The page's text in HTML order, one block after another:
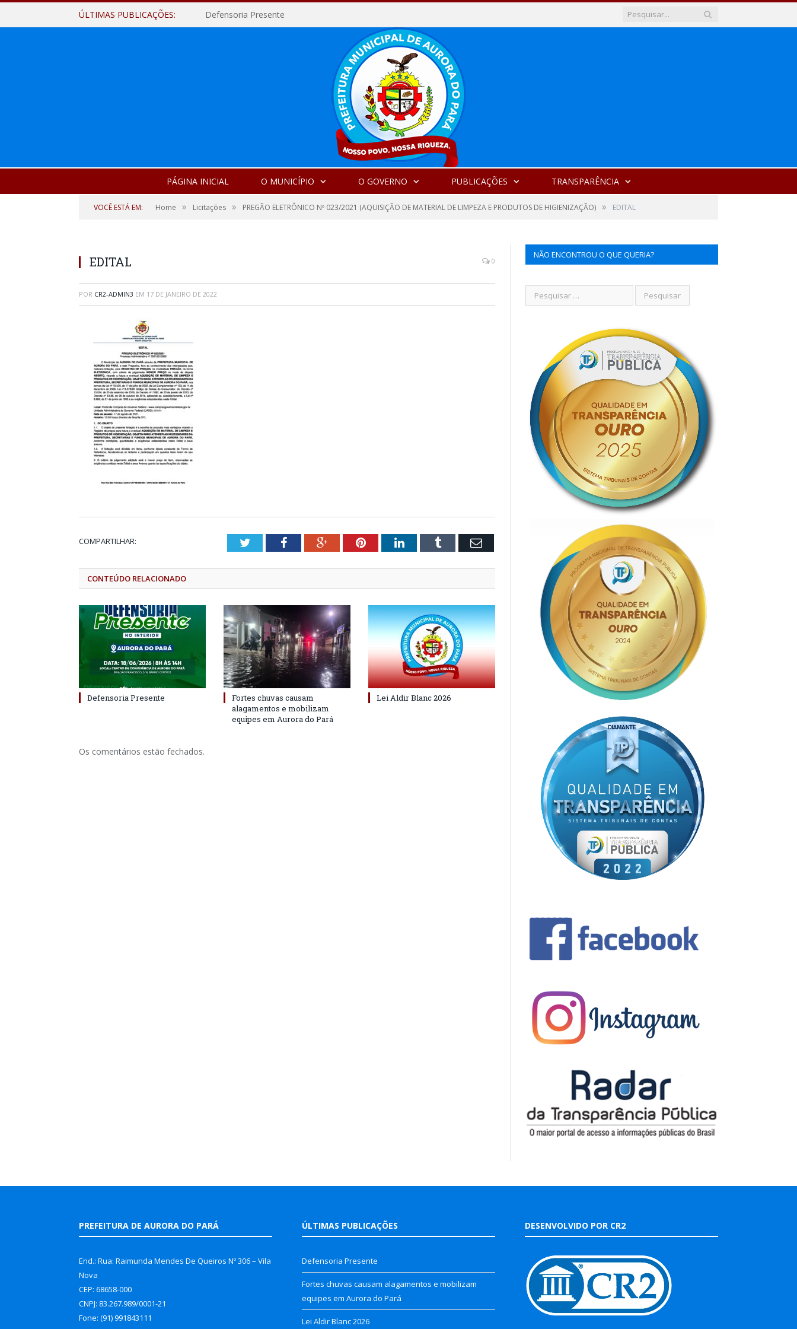
ÚLTIMAS PUBLICAÇÕES: Defensoria Presente
PÁGINA INICIAL O MUNICÍPIO O GOVERNO PUBLICAÇÕES TRANSPARÊNCIA
VOCÊ ESTÁ EM: Home » Licitações » PREGÃO ELETRÔNICO Nº 023/2021 (AQUISIÇÃO DE MATERIAL DE LIMPEZA E PRODUTOS DE HIGIENIZAÇÃO) » EDITAL
EDITAL 0
POR CR2-ADMIN3 EM 17 DE JANEIRO DE 2022
COMPARTILHAR: TwitterFacebookGoogle+PinterestLinkedInTumblr Email
CONTEÚDO RELACIONADO
Defensoria Presente
Fortes chuvas causam
alagamentos e mobilizam
equipes em Aurora do Pará
Lei Aldir Blanc 2026
Os comentários estão fechados.
NÃO ENCONTROU O QUE QUERIA?
PREFEITURA DE AURORA DO PARÁ
End.: Rua: Raimunda Mendes De Queiros Nº 306 – Vila
Nova
CEP: 68658-000
CNPJ: 83.267.989/0001-21
Fone: (91) 991843111
ÚLTIMAS PUBLICAÇÕES
Defensoria Presente
Fortes chuvas causam alagamentos e mobilizam
equipes em Aurora do Pará
Lei Aldir Blanc 2026
DESENVOLVIDO POR CR2